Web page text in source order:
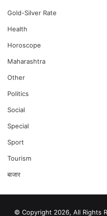
Gold-Silver Rate
Health
Horoscope
Maharashtra
Other
Politics
Social
Special
Sport
Tourism
बाजार
© Copyright 2026, All Rights